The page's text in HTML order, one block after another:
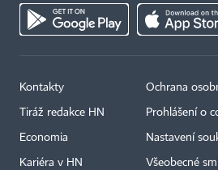
Kontakty
Tiráž redakce HN
Economia
Kariéra v HN
Ochrana
Prohlášení o
Nastavení
Všeobecné